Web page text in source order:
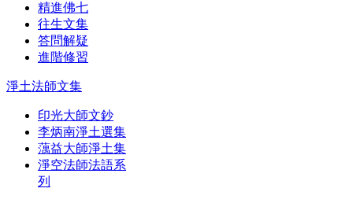
精進佛七
往生文集
答問解疑
進階修習
淨土法師文集
印光大師文鈔
李炳南淨土選集
蕅益大師淨土集
淨空法師法語系
列